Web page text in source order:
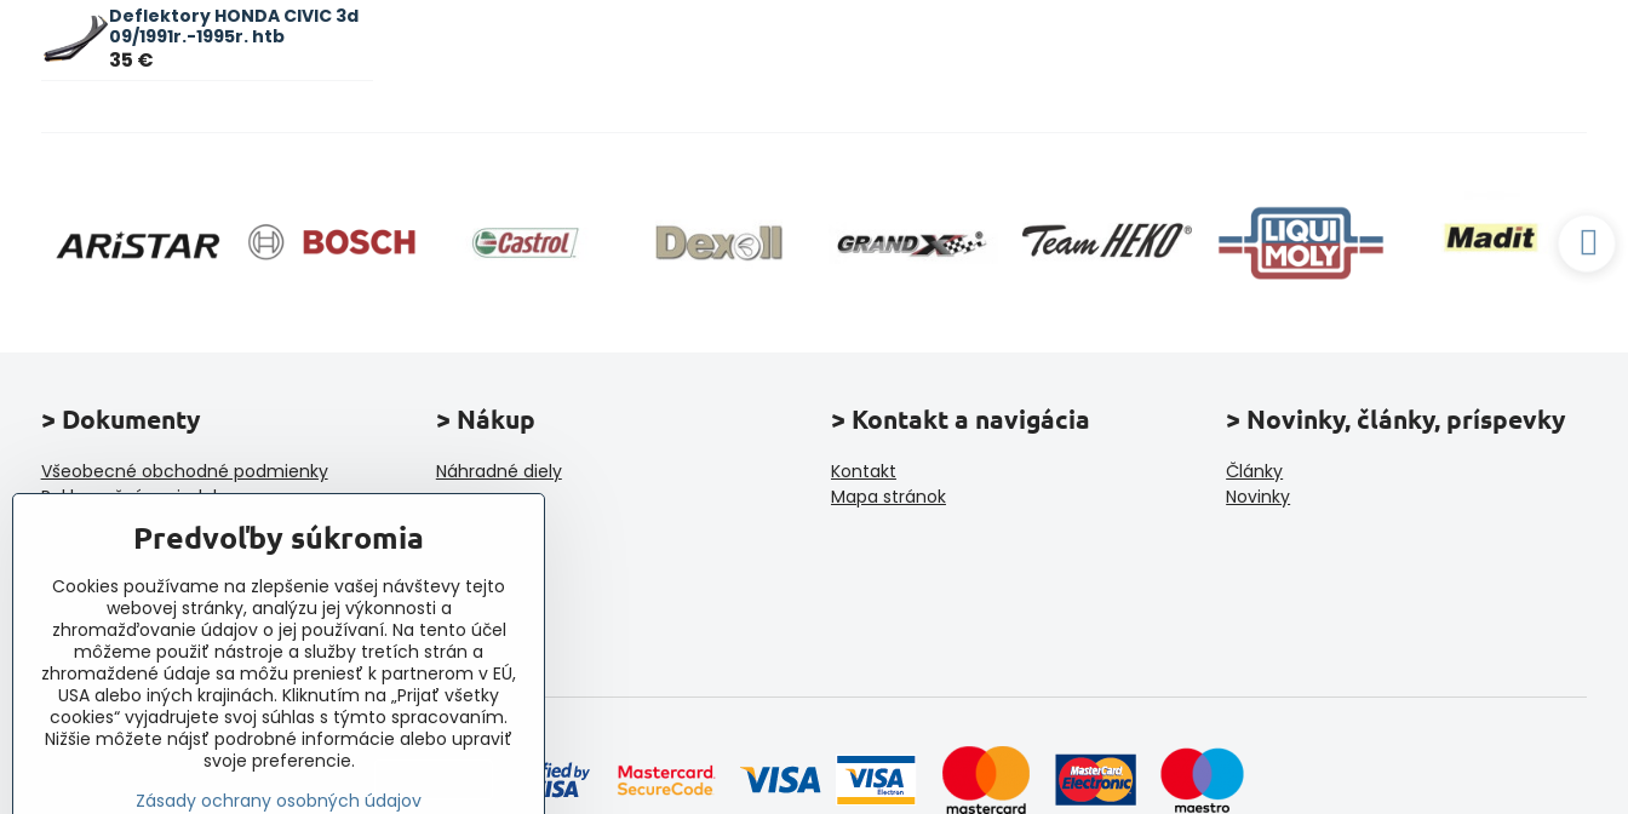
Deflektory HONDA CIVIC 3d
09/1991r.-1995r. htb
35 €
> Dokumenty
Všeobecné obchodné podmienky
Reklamačný poriadok
Ochrana osobných údajov a poučenie o
Reklamačný formulár
Formulár na odstúpenie od zmluvy
Protokol o prijatí a vybavení reklamácie
Veľkoobchod
> Nákup
Náhradné diely
> Kontakt a navigácia
Kontakt
Mapa stránok
> Novinky, články, príspevky
Články
Novinky
Predvoľby súkromia
Cookies používame na zlepšenie vašej návštevy tejto
webovej stránky, analýzu jej výkonnosti a
zhromažďovanie údajov o jej používaní. Na tento účel
môžeme použiť nástroje a služby tretích strán a
zhromaždené údaje sa môžu preniesť k partnerom v EÚ,
USA alebo iných krajinách. Kliknutím na „Prijať všetky
cookies“ vyjadrujete svoj súhlas s týmto spracovaním.
Nižšie môžete nájsť podrobné informácie alebo upraviť
svoje preferencie.
Zásady ochrany osobných údajov